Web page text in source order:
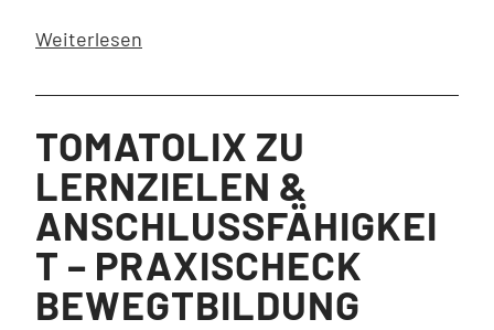
Weiterlesen
TOMATOLIX ZU
LERNZIELEN &
ANSCHLUSSFÄHIGKEI
T – PRAXISCHECK
BEWEGTBILDUNG